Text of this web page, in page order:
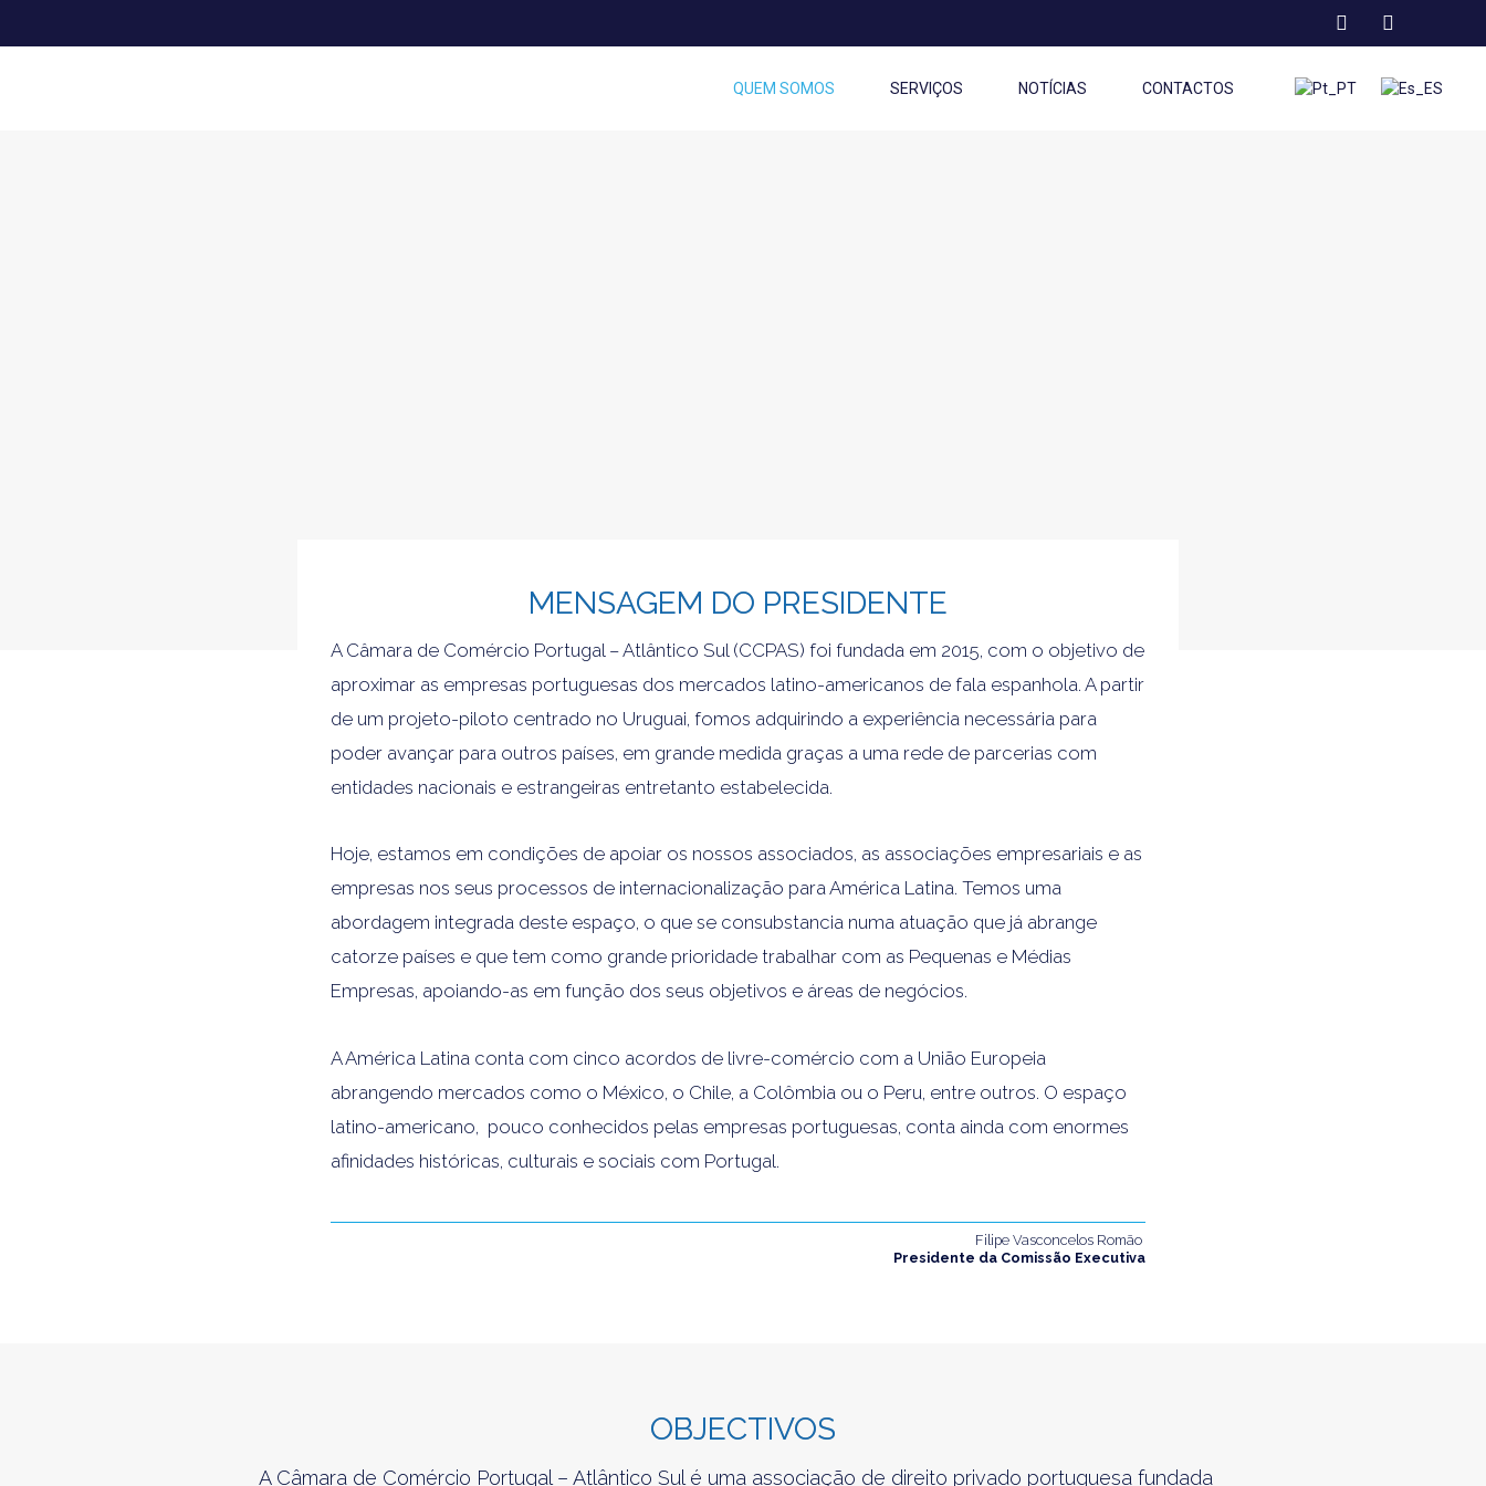
QUEM SOMOS SERVIÇOS NOTÍCIAS CONTACTOS
MENSAGEM DO PRESIDENTE​
A Câmara de Comércio Portugal – Atlântico Sul (CCPAS) foi fundada em 2015, com o objetivo de
aproximar as empresas portuguesas dos mercados latino-americanos de fala espanhola. A partir
de um projeto-piloto centrado no Uruguai, fomos adquirindo a experiência necessária para
poder avançar para outros países, em grande medida graças a uma rede de parcerias com
entidades nacionais e estrangeiras entretanto estabelecida.
Hoje, estamos em condições de apoiar os nossos associados, as associações empresariais e as
empresas nos seus processos de internacionalização para América Latina. Temos uma
abordagem integrada deste espaço, o que se consubstancia numa atuação que já abrange
catorze países e que tem como grande prioridade trabalhar com as Pequenas e Médias
Empresas, apoiando-as em função dos seus objetivos e áreas de negócios.
A América Latina conta com cinco acordos de livre-comércio com a União Europeia
abrangendo mercados como o México, o Chile, a Colômbia ou o Peru, entre outros. O espaço
latino-americano, pouco conhecidos pelas empresas portuguesas, conta ainda com enormes
afinidades históricas, culturais e sociais com Portugal.
Filipe Vasconcelos Romão
Presidente da Comissão Executiva
OBJECTIVOS
A Câmara de Comércio Portugal – Atlântico Sul é uma associação de direito privado portuguesa fundada